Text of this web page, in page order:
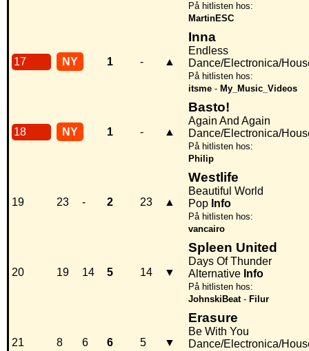
På hitlisten hos:
MartinESC
17 NY 1 - ▲
Inna
Endless
Dance/Electronica/
På hitlisten hos:
itsme - My_Music_Videos
18 NY 1 - ▲
Basto!
Again And Again
Dance/Electronica/
På hitlisten hos:
Philip
19 23 - 2 23 ▲
Westlife
Beautiful World
Pop Info
På hitlisten hos:
vancairo
20 19 14 5 14 ▼
Spleen United
Days Of Thunder
Alternative Info
På hitlisten hos:
JohnskiBeat- Filur
21 8 6 6 5 ▼
Erasure
Be With You
Dance/Electronica/